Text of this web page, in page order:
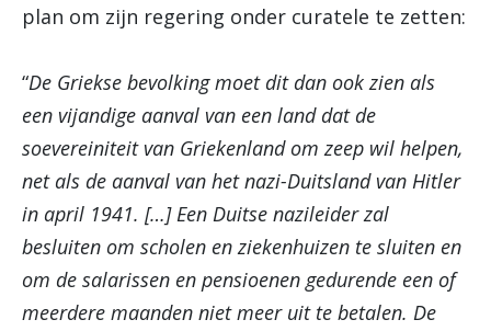
plan om zijn regering onder curatele te zetten:
“De Griekse bevolking moet dit dan ook zien als
een vijandige aanval van een land dat de
soevereiniteit van Griekenland om zeep wil helpen,
net als de aanval van het nazi-Duitsland van Hitler
in april 1941. […] Een Duitse nazileider zal
besluiten om scholen en ziekenhuizen te sluiten en
om de salarissen en pensioenen gedurende een of
meerdere maanden niet meer uit te betalen. De